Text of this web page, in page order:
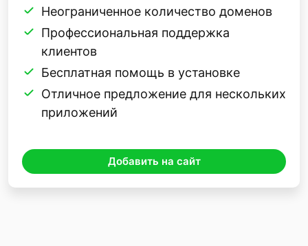
Неограниченное количество доменов
Профессиональная поддержка
клиентов
Бесплатная помощь в установке
Отличное предложение для нескольких
приложений
Добавить на сайт